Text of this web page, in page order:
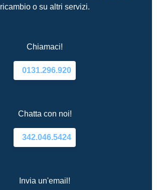
ricambio o su altri servizi.
Chiamaci!
0131.296.920
Chatta con noi!
342.046.5424
Invia un'email!